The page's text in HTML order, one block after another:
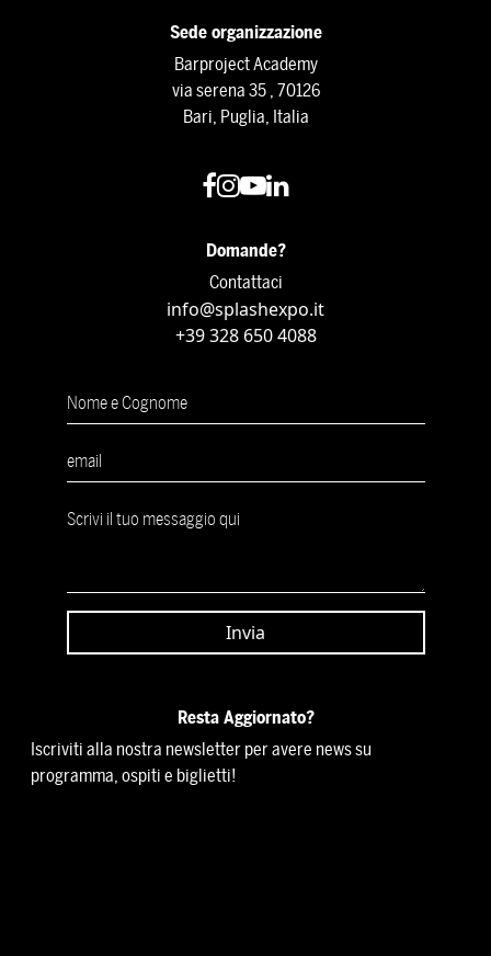
Sede organizzazione
Barproject Academy
via serena 35 , 70126
Bari, Puglia, Italia
Domande?
Contattaci
info@splashexpo.it
+39 328 650 4088
Resta Aggiornato?
Iscriviti alla nostra newsletter per avere news su
programma, ospiti e biglietti!